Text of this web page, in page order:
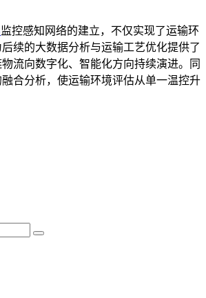
监控感知网络的建立，不仅实现了运输环
续的大数据分析与运输工艺优化提供了
流向数字化、智能化方向持续演进。同
合分析，使运输环境评估从单一温控升